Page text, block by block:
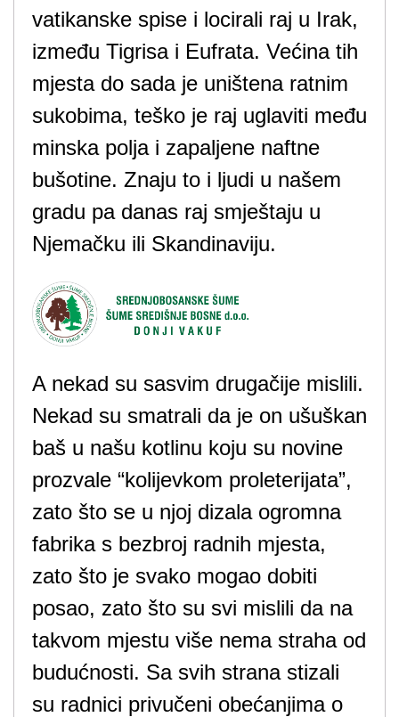
vatikanske spise i locirali raj u Irak,
između Tigrisa i Eufrata. Većina tih
mjesta do sada je uništena ratnim
sukobima, teško je raj uglaviti među
minska polja i zapaljene naftne
bušotine. Znaju to i ljudi u našem
gradu pa danas raj smještaju u
Njemačku ili Skandinaviju.
A nekad su sasvim drugačije mislili.
Nekad su smatrali da je on ušuškan
baš u našu kotlinu koju su novine
prozvale “kolijevkom proleterijata”,
zato što se u njoj dizala ogromna
fabrika s bezbroj radnih mjesta,
zato što je svako mogao dobiti
posao, zato što su svi mislili da na
takvom mjestu više nema straha od
budućnosti. Sa svih strana stizali
su radnici privučeni obećanjima o